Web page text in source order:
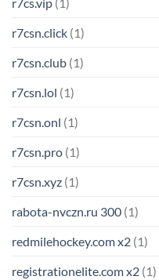
r7csn.click (1)
r7csn.club (1)
r7csn.lol (1)
r7csn.onl (1)
r7csn.pro (1)
r7csn.xyz (1)
rabota-nvczn.ru 300 (1)
redmilehockey.com x2 (1)
registrationelite.com x2 (1)